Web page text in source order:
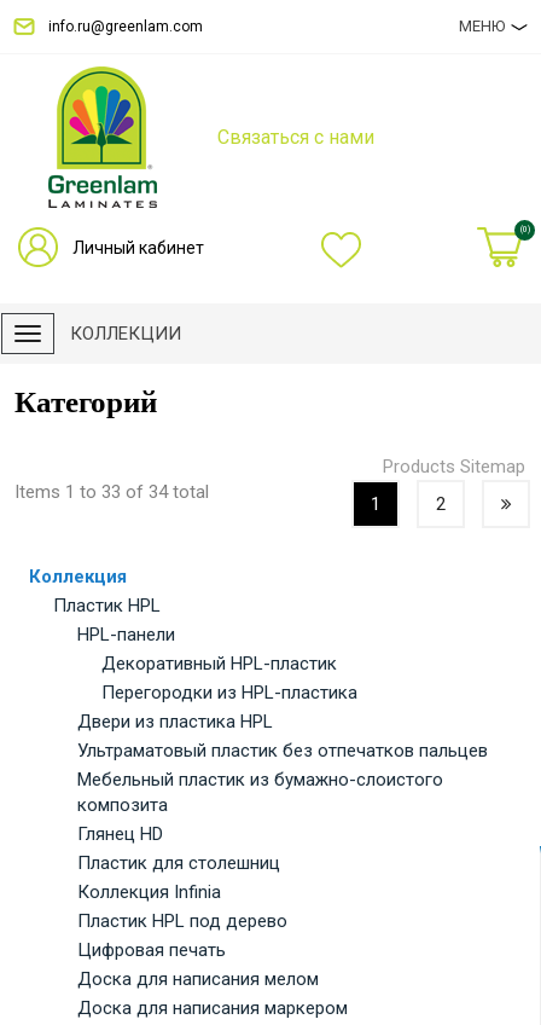
info.ru@greenlam.com МЕНЮ
Связаться с нами
Личный кабинет
(0)
КОЛЛЕКЦИИ
Категорий
Products Sitemap
Items 1 to 33 of 34 total
1 2
Коллекция
Пластик HPL
HPL-панели
Декоративный HPL-пластик
Перегородки из HPL-пластика
Двери из пластика HPL
Ультраматовый пластик без отпечатков пальцев
Мебельный пластик из бумажно-слоистого
композита
Глянец HD
Пластик для столешниц
Коллекция Infinia
Пластик HPL под дерево
Цифровая печать
Доска для написания мелом
Доска для написания маркером